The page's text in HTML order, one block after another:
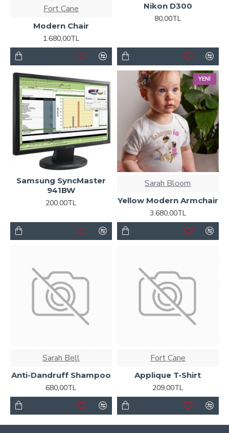
Fort Cane
Modern Chair
1.680,00TL
Nikon D300
80,00TL
Samsung SyncMaster
941BW
200,00TL
YENI
Sarah Bloom
Yellow Modern Armchair
3.680,00TL
Sarah Bell
Anti-Dandruff Shampoo
680,00TL
Fort Cane
Applique T-Shirt
209,00TL